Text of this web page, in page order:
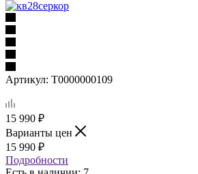
Артикул: Т0000000109
15 990 ₽
Варианты цен
15 990 ₽
Подробности